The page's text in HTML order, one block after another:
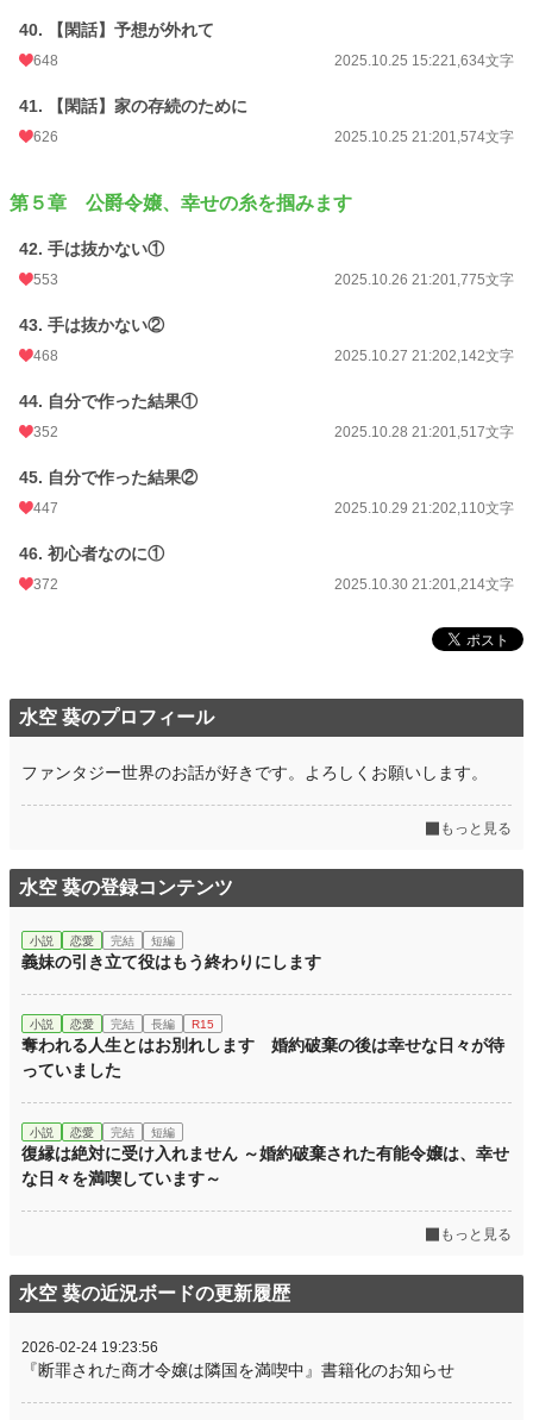
40. 【閑話】予想が外れて
648 2025.10.25 15:221,634文字
41. 【閑話】家の存続のために
626 2025.10.25 21:201,574文字
第５章 公爵令嬢、幸せの糸を掴みます
42. 手は抜かない①
553 2025.10.26 21:201,775文字
43. 手は抜かない②
468 2025.10.27 21:202,142文字
44. 自分で作った結果①
352 2025.10.28 21:201,517文字
45. 自分で作った結果②
447 2025.10.29 21:202,110文字
46. 初心者なのに①
372 2025.10.30 21:201,214文字
水空 葵のプロフィール
ファンタジー世界のお話が好きです。よろしくお願いします。
もっと見る
水空 葵の登録コンテンツ
小説 恋愛 完結 短編
義妹の引き立て役はもう終わりにします
小説 恋愛 完結 長編 R15
奪われる人生とはお別れします 婚約破棄の後は幸せな日々が待
っていました
小説 恋愛 完結 短編
復縁は絶対に受け入れません ～婚約破棄された有能令嬢は、幸せ
な日々を満喫しています～
もっと見る
水空 葵の近況ボードの更新履歴
2026-02-24 19:23:56
『断罪された商才令嬢は隣国を満喫中』書籍化のお知らせ